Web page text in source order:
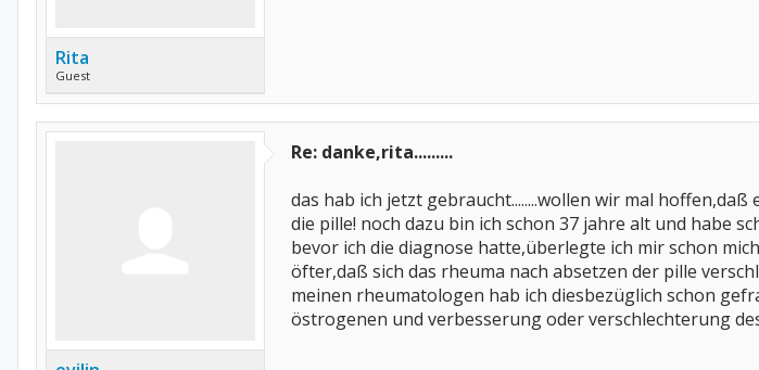
Rita
Guest
Re: danke,rita.........
das hab ich jetzt gebraucht........wollen wir mal
die pille! noch dazu bin ich schon 37 jahre alt und habe
bevor ich die diagnose hatte,überlegte ich mir schon
öfter,daß sich das rheuma nach absetzen der pille
meinen rheumatologen hab ich diesbezüglich schon
östrogenen und verbesserung oder verschlechterung